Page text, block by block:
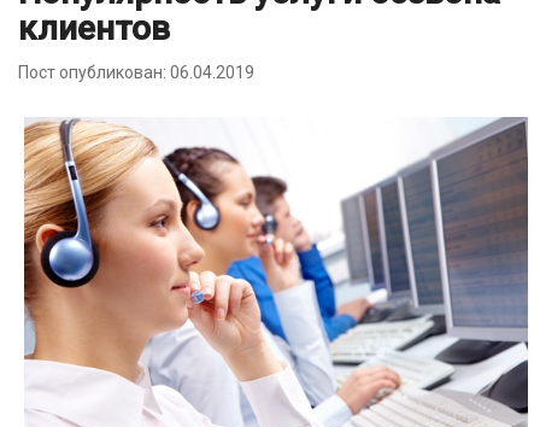
клиентов
Пост опубликован: 06.04.2019